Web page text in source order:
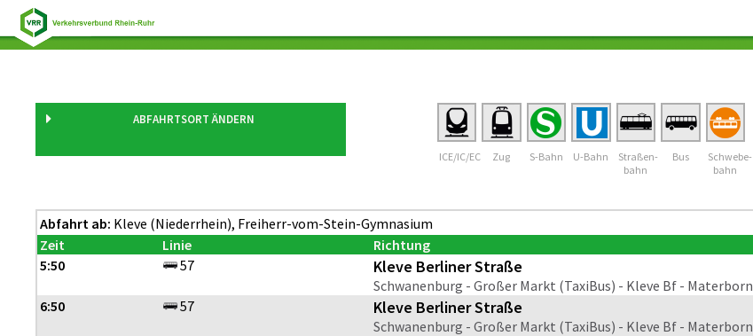
ABFAHRTSORT ÄNDERN
Kleve (Niederrhein) Freiherr-vom-Stein-
ICE/IC/EC Zug S-Bahn U-Bahn
Straßen-
bahn
Bus
Schwebe-
bahn
Abfahrt ab: Kleve (Niederrhein), Freiherr-vom-Stein-Gymnasium
Zeit
Linie Richtung
5:50
57 Kleve Berliner Straße
Schwanenburg - Großer Markt (TaxiBus) - Kleve Bf - Materborn
6:50
57 Kleve Berliner Straße
Schwanenburg - Großer Markt (TaxiBus) - Kleve Bf - Materborn